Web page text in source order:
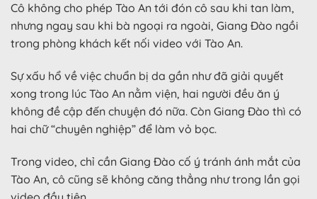
Cô không cho phép Tào An tới đón cô sau khi tan làm,
nhưng ngay sau khi bà ngoại ra ngoài, Giang Đào ngồi
trong phòng khách kết nối video với Tào An.
Sự xấu hổ về việc chuẩn bị da gần như đã giải quyết
xong trong lúc Tào An nằm viện, hai người đều ăn ý
không đề cập đến chuyện đó nữa. Còn Giang Đào thì có
hai chữ “chuyên nghiệp” để làm vỏ bọc.
Trong video, chỉ cần Giang Đào cố ý tránh ánh mắt của
Tào An, cô cũng sẽ không căng thẳng như trong lần gọi